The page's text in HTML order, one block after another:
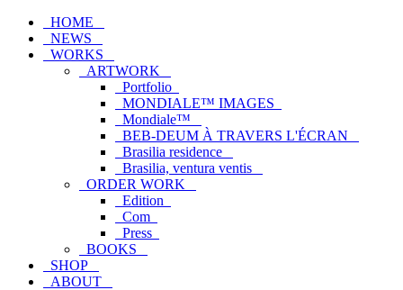
HOME
NEWS
WORKS
ARTWORK
Portfolio
MONDIALE™ IMAGES
Mondiale™
BEB-DEUM À TRAVERS L'ÉCRAN
Brasilia residence
Brasilia, ventura ventis
ORDER WORK
Edition
Com
Press
BOOKS
SHOP
ABOUT